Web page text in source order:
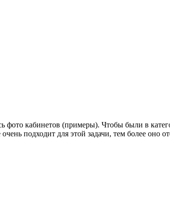
фото кабинетов (примеры). Чтобы были в
подходит для этой задачи, тем более оно